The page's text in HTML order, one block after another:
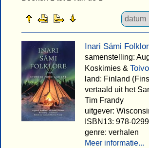
Inari Sámi
samenstelling:
Koskimies &
land: Finland
vertaald uit het
Tim Frandy
uitgever:
ISBN13: 978-
genre: verhalen
Meer informatie...